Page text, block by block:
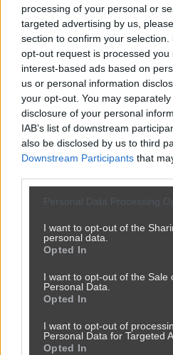
processing of your personal or
targeted advertising by us,
section to confirm your
opt-out request is processed you
interest-based ads based on
us or personal information
your opt-out. You may
disclosure of your personal
IAB’s list of downstream
also be disclosed by us to third
Downstream Participants that
Personal Data Processing
I want to opt-out of the
personal data.
Opted In
I want to opt-out of the Sale
Personal Data.
Opted In
I want to opt-out of
Personal Data for Targeted
Opted In
0 13
100 ludzi na imprezie
przezbacaglaca— 6 lat temu